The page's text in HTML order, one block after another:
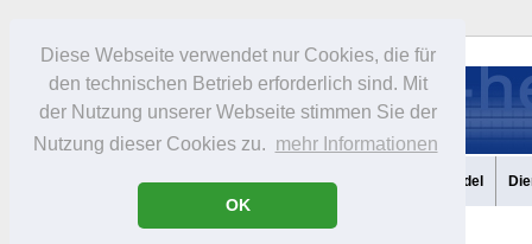
Diese Webseite verwendet nur Cookies, die für
den technischen Betrieb erforderlich sind. Mit
der Nutzung unserer Webseite stimmen Sie der
Nutzung dieser Cookies zu. mehr Informationen
OK
Portrait Infos Freizeit Gastronomie Handel